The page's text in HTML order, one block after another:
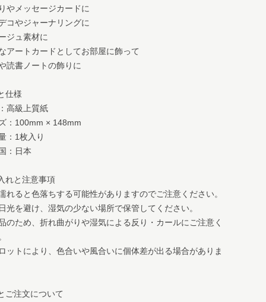
やメッセージカードに
コやジャーナリングに
ジュ素材に
アートカードとしてお部屋に飾って
読書ノートの飾りに
仕様
高級上質紙
：100mm × 148mm
：1枚入り
：日本
れと注意事項
れると色落ちする可能性がありますのでご注意ください。
光を避け、湿気の少ない場所で保管してください。
のため、折れ曲がりや湿気による反り・カールにご注意く
ットにより、色合いや風合いに個体差が出る場合がありま
ご注文について